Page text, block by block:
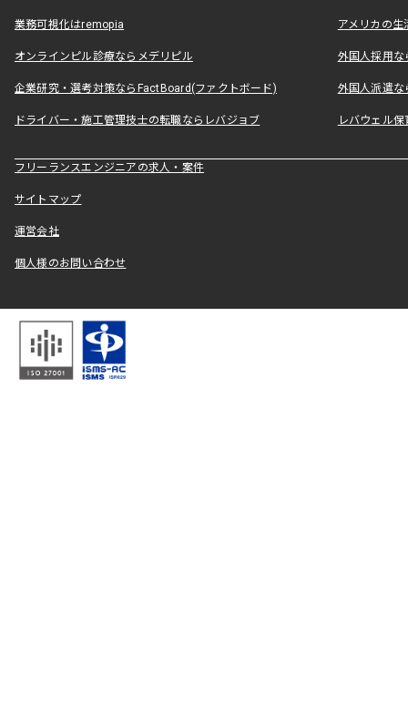
業務可視化はremopia アメリカの
オンラインピル診療ならメデリピル 外国人採用
企業研究・選考対策ならFactBoard(ファクトボード) 外国人派遣な
ドライバー・施工管理技士の転職ならレバジョブ レバウェル
フリーランスエンジニアの求人・案件
サイトマップ
運営会社
個人様のお問い合わせ